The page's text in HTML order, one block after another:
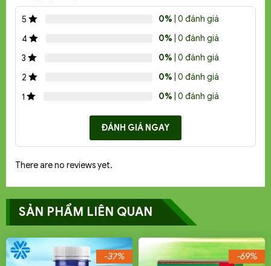
5 0% | 0 đánh giá
4
0% | 0 đánh giá
3
0% | 0 đánh giá
2
0% | 0 đánh giá
1
0% | 0 đánh giá
ĐÁNH GIÁ NGAY
There are no reviews yet.
SẢN PHẨM LIÊN QUAN
-37% -69%